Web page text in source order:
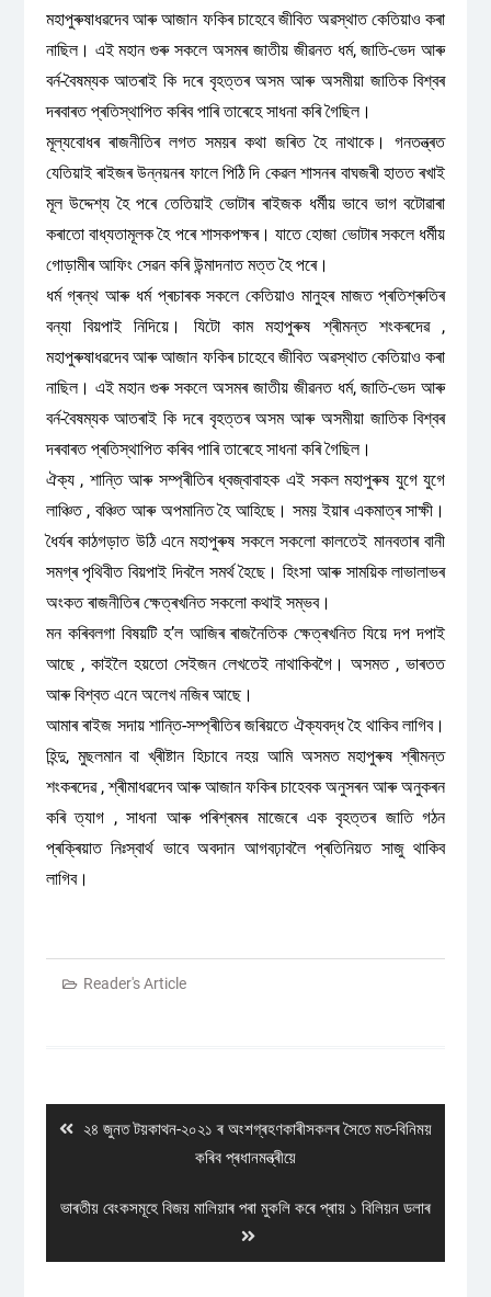
মহাপুৰুষাধৱদেব আৰু আজান ফকিৰ চাহেবে জীবিত অৱস্থাত কেতিয়াও কৰা
নাছিল। এই মহান গুৰু সকলে অসমৰ জাতীয় জীৱনত ধৰ্ম, জাতি-ভেদ আৰু
বৰ্ন-বৈষম্যক আতৰাই কি দৰে বৃহত্তৰ অসম আৰু অসমীয়া জাতিক বিশ্বৰ
দৰবাৰত প্ৰতিস্থাপিত কৰিব পাৰি তাৰেহে সাধনা কৰি গৈছিল।
মূল্যবোধৰ ৰাজনীতিৰ লগত সময়ৰ কথা জৰিত হৈ নাথাকে। গনতন্ত্ৰত
যেতিয়াই ৰাইজৰ উন্নয়নৰ ফালে পিঠি দি কেৱল শাসনৰ বাঘজৰী হাতত ৰখাই
মূল উদ্দেশ্য হৈ পৰে তেতিয়াই ভোটাৰ ৰাইজক ধৰ্মীয় ভাবে ভাগ বটোৱাৰা
কৰাতো বাধ্যতামূলক হৈ পৰে শাসকপক্ষৰ। যাতে হোজা ভোটাৰ সকলে ধৰ্মীয়
গোড়ামীৰ আফিং সেৱন কৰি উন্মাদনাত মত্ত হৈ পৰে।
ধৰ্ম গ্ৰন্থ আৰু ধৰ্ম প্ৰচাৰক সকলে কেতিয়াও মানুহৰ মাজত প্ৰতিশ্ৰুতিৰ
বন্যা বিয়পাই নিদিয়ে। যিটো কাম মহাপুৰুষ শ্ৰীমন্ত শংকৰদেৱ ,
মহাপুৰুষাধৱদেব আৰু আজান ফকিৰ চাহেবে জীবিত অৱস্থাত কেতিয়াও কৰা
নাছিল। এই মহান গুৰু সকলে অসমৰ জাতীয় জীৱনত ধৰ্ম, জাতি-ভেদ আৰু
বৰ্ন-বৈষম্যক আতৰাই কি দৰে বৃহত্তৰ অসম আৰু অসমীয়া জাতিক বিশ্বৰ
দৰবাৰত প্ৰতিস্থাপিত কৰিব পাৰি তাৰেহে সাধনা কৰি গৈছিল।
ঐক্য , শান্তি আৰু সম্প্ৰীতিৰ ধ্বজ্বাবাহক এই সকল মহাপুৰুষ যুগে যুগে
লাঞ্চিত , বঞ্চিত আৰু অপমানিত হৈ আহিছে। সময় ইয়াৰ একমাত্ৰ সাক্ষী।
ধৈৰ্যৰ কাঠগড়াত উঠি এনে মহাপুৰুষ সকলে সকলো কালতেই মানবতাৰ বানী
সমগ্ৰ পৃথিবীত বিয়পাই দিবলৈ সমৰ্থ হৈছে। হিংসা আৰু সাময়িক লাভালাভৰ
অংকত ৰাজনীতিৰ ক্ষেত্ৰখনিত সকলো কথাই সম্ভব।
মন কৰিবলগা বিষয়টি হ’ল আজিৰ ৰাজনৈতিক ক্ষেত্ৰখনিত যিয়ে দপ দপাই
আছে , কাইলৈ হয়তো সেইজন লেখতেই নাথাকিবগৈ। অসমত , ভাৰতত
আৰু বিশ্বত এনে অলেখ নজিৰ আছে।
আমাৰ ৰাইজ সদায় শান্তি-সম্প্ৰীতিৰ জৰিয়তে ঐক্যবদ্ধ হৈ থাকিব লাগিব।
হিন্দু, মুছলমান বা খ্ৰীষ্টান হিচাবে নহয় আমি অসমত মহাপুৰুষ শ্ৰীমন্ত
শংকৰদেৱ , শ্ৰীমাধৱদেব আৰু আজান ফকিৰ চাহেবক অনুসৰন আৰু অনুকৰন
কৰি ত্যাগ , সাধনা আৰু পৰিশ্ৰমৰ মাজেৰে এক বৃহত্তৰ জাতি গঠন
প্ৰক্ৰিয়াত নিঃস্বাৰ্থ ভাবে অবদান আগবঢ়াবলৈ প্ৰতিনিয়ত সাজু থাকিব
লাগিব।
Reader's Article
Previous
২৪ জুনত টয়কাথন-২০২১ ৰ অংশগ্ৰহণকাৰীসকলৰ সৈতে মত-বিনিময়
কৰিব প্ৰধানমন্ত্ৰীয়ে
Next
ভাৰতীয় বেংকসমূহে বিজয় মালিয়াৰ পৰা মুকলি কৰে প্ৰায় ১ বিলিয়ন ডলাৰ